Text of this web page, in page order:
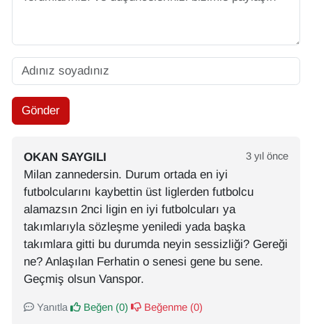
Gönder
OKAN SAYGILI 3 yıl önce
Milan zannedersin. Durum ortada en iyi
futbolcularını kaybettin üst liglerden futbolcu
alamazsın 2nci ligin en iyi futbolcuları ya
takımlarıyla sözleşme yeniledi yada başka
takımlara gitti bu durumda neyin sessizliği? Gereği
ne? Anlaşılan Ferhatin o senesi gene bu sene.
Geçmiş olsun Vanspor.
Yanıtla Beğen (0) Beğenme (0)